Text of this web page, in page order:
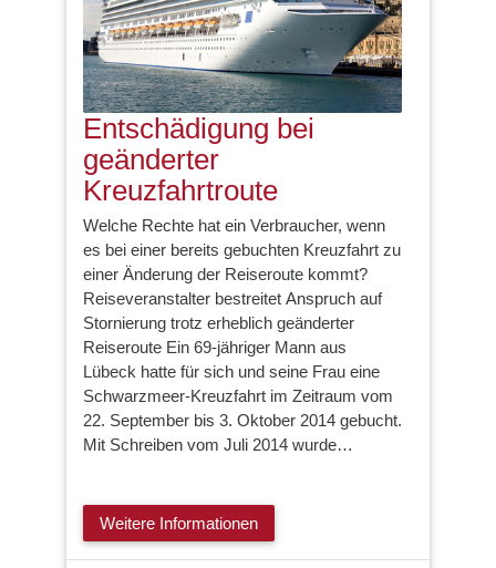
Entschädigung bei
geänderter
Kreuzfahrtroute
Welche Rechte hat ein Verbraucher, wenn
es bei einer bereits gebuchten Kreuzfahrt zu
einer Änderung der Reiseroute kommt?
Reiseveranstalter bestreitet Anspruch auf
Stornierung trotz erheblich geänderter
Reiseroute Ein 69-jähriger Mann aus
Lübeck hatte für sich und seine Frau eine
Schwarzmeer-Kreuzfahrt im Zeitraum vom
22. September bis 3. Oktober 2014 gebucht.
Mit Schreiben vom Juli 2014 wurde…
Weitere Informationen